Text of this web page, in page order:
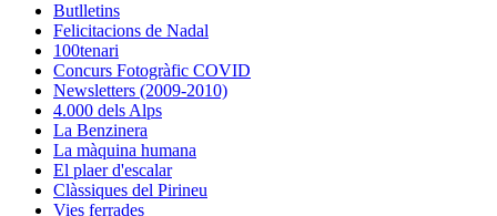
Butlletins
Felicitacions de Nadal
100tenari
Concurs Fotogràfic COVID
Newsletters (2009-2010)
4.000 dels Alps
La Benzinera
La màquina humana
El plaer d'escalar
Clàssiques del Pirineu
Vies ferrades